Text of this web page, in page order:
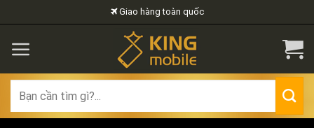
to
content
Giao hàng toàn quốc
for: